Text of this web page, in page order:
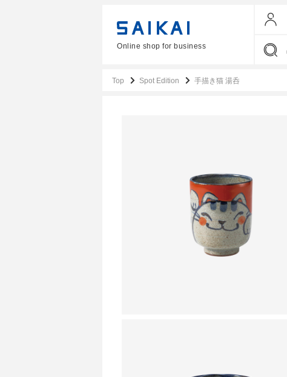
Online shop for business
Top Spot Edition 手描き猫 湯呑